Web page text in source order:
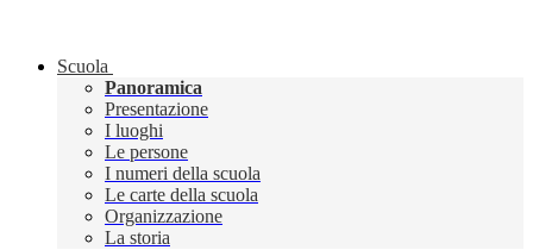
Scuola
Panoramica
Presentazione
I luoghi
Le persone
I numeri della scuola
Le carte della scuola
Organizzazione
La storia